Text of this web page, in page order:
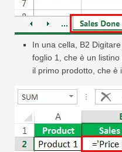
In una cella, B2
foglio 1, che è un
il primo prodotto, che è